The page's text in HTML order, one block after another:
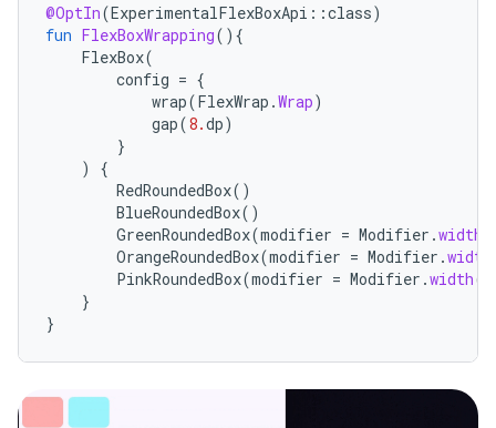
@OptIn(ExperimentalFlexBoxApi ::class)
fun FlexBoxWrapping(){
FlexBox(
config = {
wrap(FlexWrap .Wrap)
gap(8.dp)
}
)
{
RedRoundedBox()
BlueRoundedBox()
GreenRoundedBox(modifier = Modifier .width
OrangeRoundedBox(modifier = Modifier .width
PinkRoundedBox(modifier = Modifier .width(
}
}